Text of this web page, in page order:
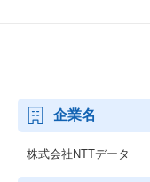
企業名
株式会社NTTデータ